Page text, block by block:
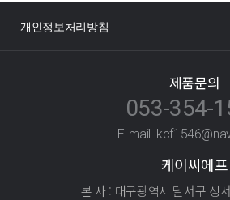
개인정보처리방침
제품문의
053-354-
E-mail.
케이씨에프
본 사 : 대구광역시 달서구 성